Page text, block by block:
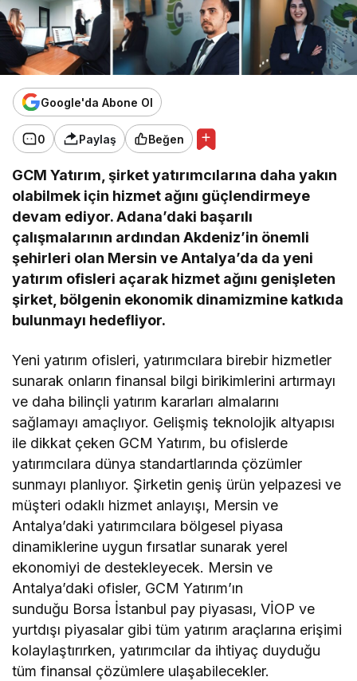
Google'da Abone Ol
0 Paylaş Beğen
GCM Yatırım, şirket yatırımcılarına daha yakın
olabilmek için hizmet ağını güçlendirmeye
devam ediyor. Adana’daki başarılı
çalışmalarının ardından Akdeniz’in önemli
şehirleri olan Mersin ve Antalya’da da yeni
yatırım ofisleri açarak hizmet ağını genişleten
şirket, bölgenin ekonomik dinamizmine katkıda
bulunmayı hedefliyor.
Yeni yatırım ofisleri, yatırımcılara birebir hizmetler
sunarak onların finansal bilgi birikimlerini artırmayı
ve daha bilinçli yatırım kararları almalarını
sağlamayı amaçlıyor. Gelişmiş teknolojik altyapısı
ile dikkat çeken GCM Yatırım, bu ofislerde
yatırımcılara dünya standartlarında çözümler
sunmayı planlıyor. Şirketin geniş ürün yelpazesi ve
müşteri odaklı hizmet anlayışı, Mersin ve
Antalya’daki yatırımcılara bölgesel piyasa
dinamiklerine uygun fırsatlar sunarak yerel
ekonomiyi de destekleyecek. Mersin ve
Antalya’daki ofisler, GCM Yatırım’ın
sunduğu Borsa İstanbul pay piyasası, VİOP ve
yurtdışı piyasalar gibi tüm yatırım araçlarına erişimi
kolaylaştırırken, yatırımcılar da ihtiyaç duyduğu
tüm finansal çözümlere ulaşabilecekler.